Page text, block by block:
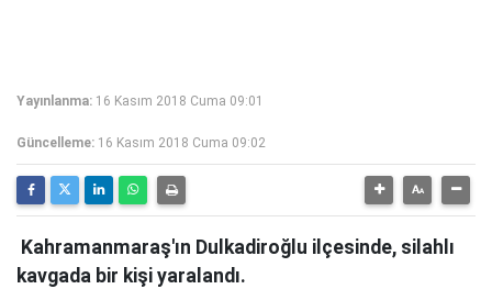
Yayınlanma: 16 Kasım 2018 Cuma 09:01
Güncelleme: 16 Kasım 2018 Cuma 09:02
Kahramanmaraş'ın Dulkadiroğlu ilçesinde, silahlı
kavgada bir kişi yaralandı.